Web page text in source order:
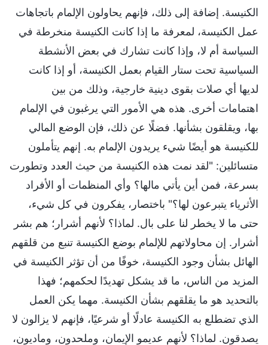
الكنيسة. إضافة إلى ذلك، فإنهم يحاولون الإلمام باتجاهات
عمل الكنيسة، لمعرفة ما إذا كانت الكنيسة منخرطة في
السياسة أم لا، وإذا كانت تشارك في بعض الأنشطة
السياسية تحت ستار القيام بعمل الكنيسة، أو إذا كانت
لديها أي صلات بقوى دينية خارجية، وذلك من بين
اهتمامات أخرى. هذه هي الأمور التي يرغبون في الإلمام
بها، ويقلقون بشأنها. فضلًا عن ذلك، فإن الوضع المالي
للكنيسة هو أيضًا شيء يريدون الإلمام به. إنهم يتأملون
متسائلين: "لقد نمت هذه الكنيسة من حيث العدد وتطورت
بسرعة، فمن أين يأتي مالها؟ وأي المنظمات أو الأفراد
الأثرياء يتبرعون لها؟" باختصار، يفكرون في كل شيء،
حتى ما لا يخطر لنا على بال. لماذا؟ لأنهم أشرار؛ هم بشر
أشرار. إن محاولاتهم للإلمام بوضع الكنيسة تنبع من قلقهم
الهائل بشأن وجود الكنيسة، خوفًا من أن تؤثر الكنيسة في
المزيد من الناس، ما قد يشكل تهديدًا لحكمهم؛ فهذا
بالتحديد هو ما يقلقهم بشأن الكنيسة. مهما يكن العمل
الذي تضطلع به الكنيسة عادلًا أو شرعيًا، فإنهم لا يزالون لا
يصدقون. لماذا؟ لأنهم عديمو الإيمان، وملحدون، وماديون،